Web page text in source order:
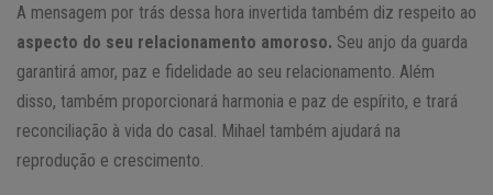
A mensagem por trás dessa hora invertida também diz respeito ao
aspecto do seu relacionamento amoroso. Seu anjo da guarda
garantirá amor, paz e fidelidade ao seu relacionamento. Além
disso, também proporcionará harmonia e paz de espírito, e trará
reconciliação à vida do casal. Mihael também ajudará na
reprodução e crescimento.